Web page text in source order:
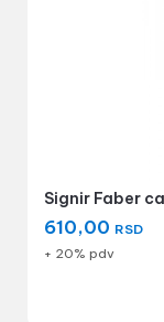
Signir Faber
610,00 RSD
+ 20% pdv